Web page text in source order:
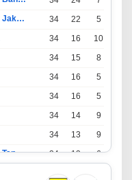
Persatuan Sepak Bola Indonesia Jakarta 34 22 5
34 16 10
34 15 8
34 16 5
34 16 5
34 14 9
34 13 9
Persatuan Sepak Bola Indonesia Tangerang 34 13 6